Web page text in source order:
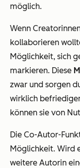
möglich.
Wenn
kollaborieren
Möglichkeit, sich
markieren. Diese
zwar und sorgen
wirklich
können sie von
Die Co-Autor-
Möglichkeit. Wird
weitere Autorin